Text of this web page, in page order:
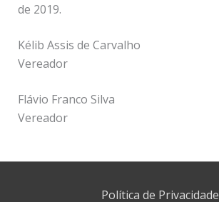
de 2019.
Kélib Assis de Carvalho
Vereador
Flávio Franco Silva
Vereador
Política de Privacidade